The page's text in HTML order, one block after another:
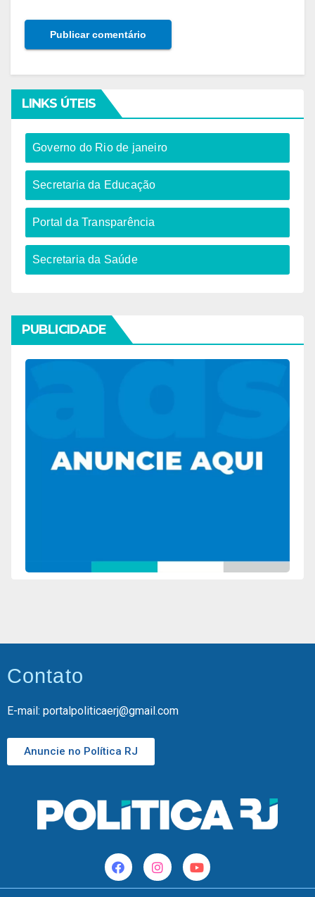
LINKS ÚTEIS
Governo do Rio de janeiro​
Secretaria da Educação​
Portal da Transparência
Secretaria da Saúde
PUBLICIDADE
Contato
E-mail: portalpoliticaerj@gmail.com
Anuncie no Política RJ